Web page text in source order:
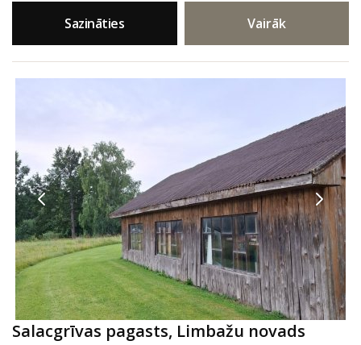
Sazināties Vairāk
Salacgrīvas pagasts, Limbažu novads